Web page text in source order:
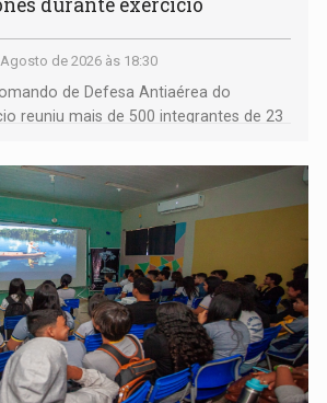
de 2026 às 18:30
de Defesa Antiaérea do
reuniu mais de 500 integrantes de 23